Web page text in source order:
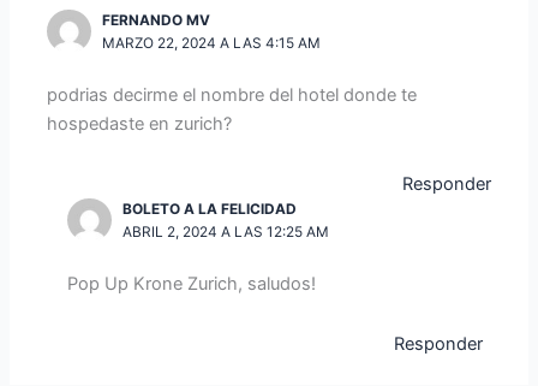
FERNANDO MV
MARZO 22, 2024 A LAS 4:15 AM
podrias decirme el nombre del hotel donde te
hospedaste en zurich?
Responder
BOLETO A LA FELICIDAD
ABRIL 2, 2024 A LAS 12:25 AM
Pop Up Krone Zurich, saludos!
Responder